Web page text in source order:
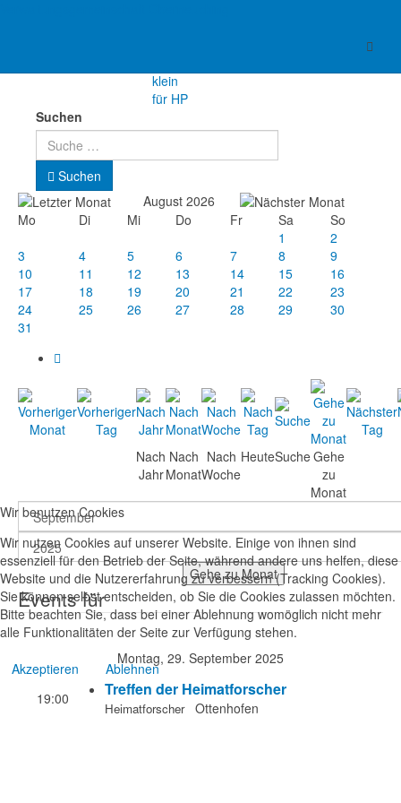
Suchen
Suchen
August 2026
Mo
Di Mi Do Fr Sa
So
1
2
3
4 5 6 7 8
9
10
11 12 13 14 15
16
17
18 19 20 21 22
23
24
25 26 27 28 29
30
31
Nach
Jahr
Nach
Monat
Nach
Woche
HeuteSucheGehe
zu
Monat
Gehe zu Monat
Events für
Montag, 29. September 2025
19:00 Treffen der Heimatforscher
HeimatforscherOttenhofen
Wir benutzen Cookies
Wir nutzen Cookies auf unserer Website. Einige von ihnen sind
essenziell für den Betrieb der Seite, während andere uns helfen, diese
Website und die Nutzererfahrung zu verbessern (Tracking Cookies).
Sie können selbst entscheiden, ob Sie die Cookies zulassen möchten.
Bitte beachten Sie, dass bei einer Ablehnung womöglich nicht mehr
alle Funktionalitäten der Seite zur Verfügung stehen.
Akzeptieren Ablehnen